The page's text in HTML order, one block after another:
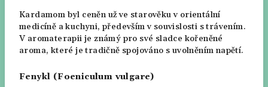
Kardamom byl ceněn už ve starověku v orientální
medicíně a kuchyni, především v souvislosti s trávením.
V aromaterapii je známý pro své sladce kořeněné
aroma, které je tradičně spojováno s uvolněním napětí.
Fenykl (Foeniculum vulgare)